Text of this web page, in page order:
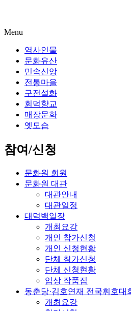
Menu
역사인물
문화유산
민속신앙
전통마을
구전설화
회덕향교
매장문화
옛모습
참여/신청
문화원 회원
문화원 대관
대관안내
대관일정
대덕백일장
개최요강
개인 참가신청
개인 신청현황
단체 참가신청
단체 신청현황
입상 작품집
동춘당·김호연재 전국휘호대
개최요강